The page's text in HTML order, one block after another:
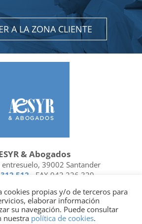
A LA ZONA CLIENTE
& Abogados
entresuelo, 39002 Santander
512 - FAX 942 226 329
FacebookLinkedin
| Miembro de
cookies propias y/o de terceros para
elaborar información
su navegación. Puede consultar
nuestra política de cookies.